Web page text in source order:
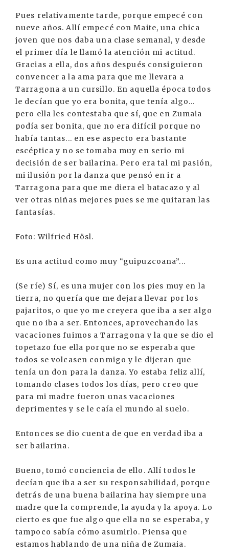
Pues relativamente tarde, porque empecé con
nueve años. Allí empecé con Maite, una chica
joven que nos daba una clase semanal, y desde
el primer día le llamó la atención mi actitud.
Gracias a ella, dos años después consiguieron
convencer a la ama para que me llevara a
Tarragona a un cursillo. En aquella época todos
le decían que yo era bonita, que tenía algo...
pero ella les contestaba que sí, que en Zumaia
podía ser bonita, que no era difícil porque no
había tantas... en ese aspecto era bastante
escéptica y no se tomaba muy en serio mi
decisión de ser bailarina. Pero era tal mi pasión,
mi ilusión por la danza que pensó en ir a
Tarragona para que me diera el batacazo y al
ver otras niñas mejores pues se me quitaran las
fantasías.
Foto: Wilfried Hösl.
Es una actitud como muy “guipuzcoana”...
(Se ríe) Sí, es una mujer con los pies muy en la
tierra, no quería que me dejara llevar por los
pajaritos, o que yo me creyera que iba a ser algo
que no iba a ser. Entonces, aprovechando las
vacaciones fuimos a Tarragona y la que se dio el
topetazo fue ella porque no se esperaba que
todos se volcasen conmigo y le dijeran que
tenía un don para la danza. Yo estaba feliz allí,
tomando clases todos los días, pero creo que
para mi madre fueron unas vacaciones
deprimentes y se le caía el mundo al suelo.
Entonces se dio cuenta de que en verdad iba a
ser bailarina.
Bueno, tomó conciencia de ello. Allí todos le
decían que iba a ser su responsabilidad, porque
detrás de una buena bailarina hay siempre una
madre que la comprende, la ayuda y la apoya. Lo
cierto es que fue algo que ella no se esperaba, y
tampoco sabía cómo asumirlo. Piensa que
estamos hablando de una niña de Zumaia.